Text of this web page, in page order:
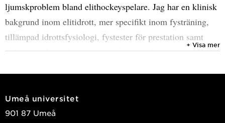
ljumskproblem bland elithockeyspelare. Jag har en klinisk
bakgrund inom elitidrott, mer specifikt inom fysträning,
tillämpad idrottsfysiologi, fystester för prestation samt
rådgivning/konsultation inom idrottsmedicin.
Jag innehar både kandidat- och magisterexamen i
från Umeå Universitet.
+ Visa mer
Umeå universitet
901 87 Umeå